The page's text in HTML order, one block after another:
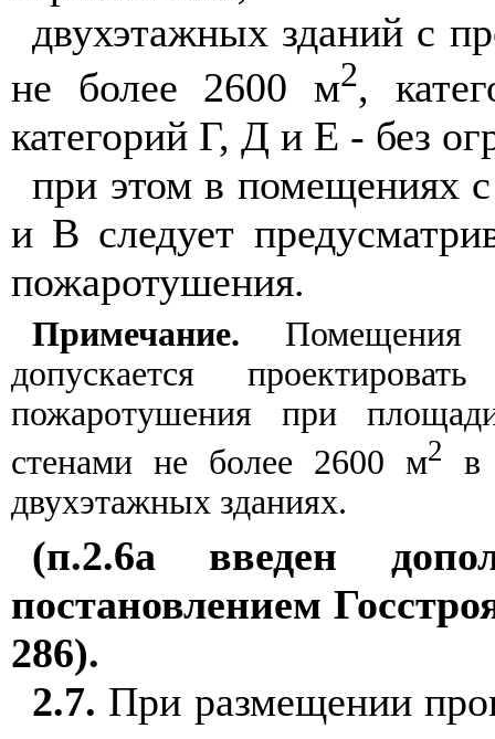
двухэтажных зданий с
не более 2600 м2,
категорий Г, Д и Е - без
при этом в помещениях
и В следует
пожаротушения.
Примечание. Помещения
допускается
пожаротушения при
стенами не более 2600 м2
в
двухэтажных зданиях.
(п.2.6а введен
постановлением
286).
2.7. При размещении